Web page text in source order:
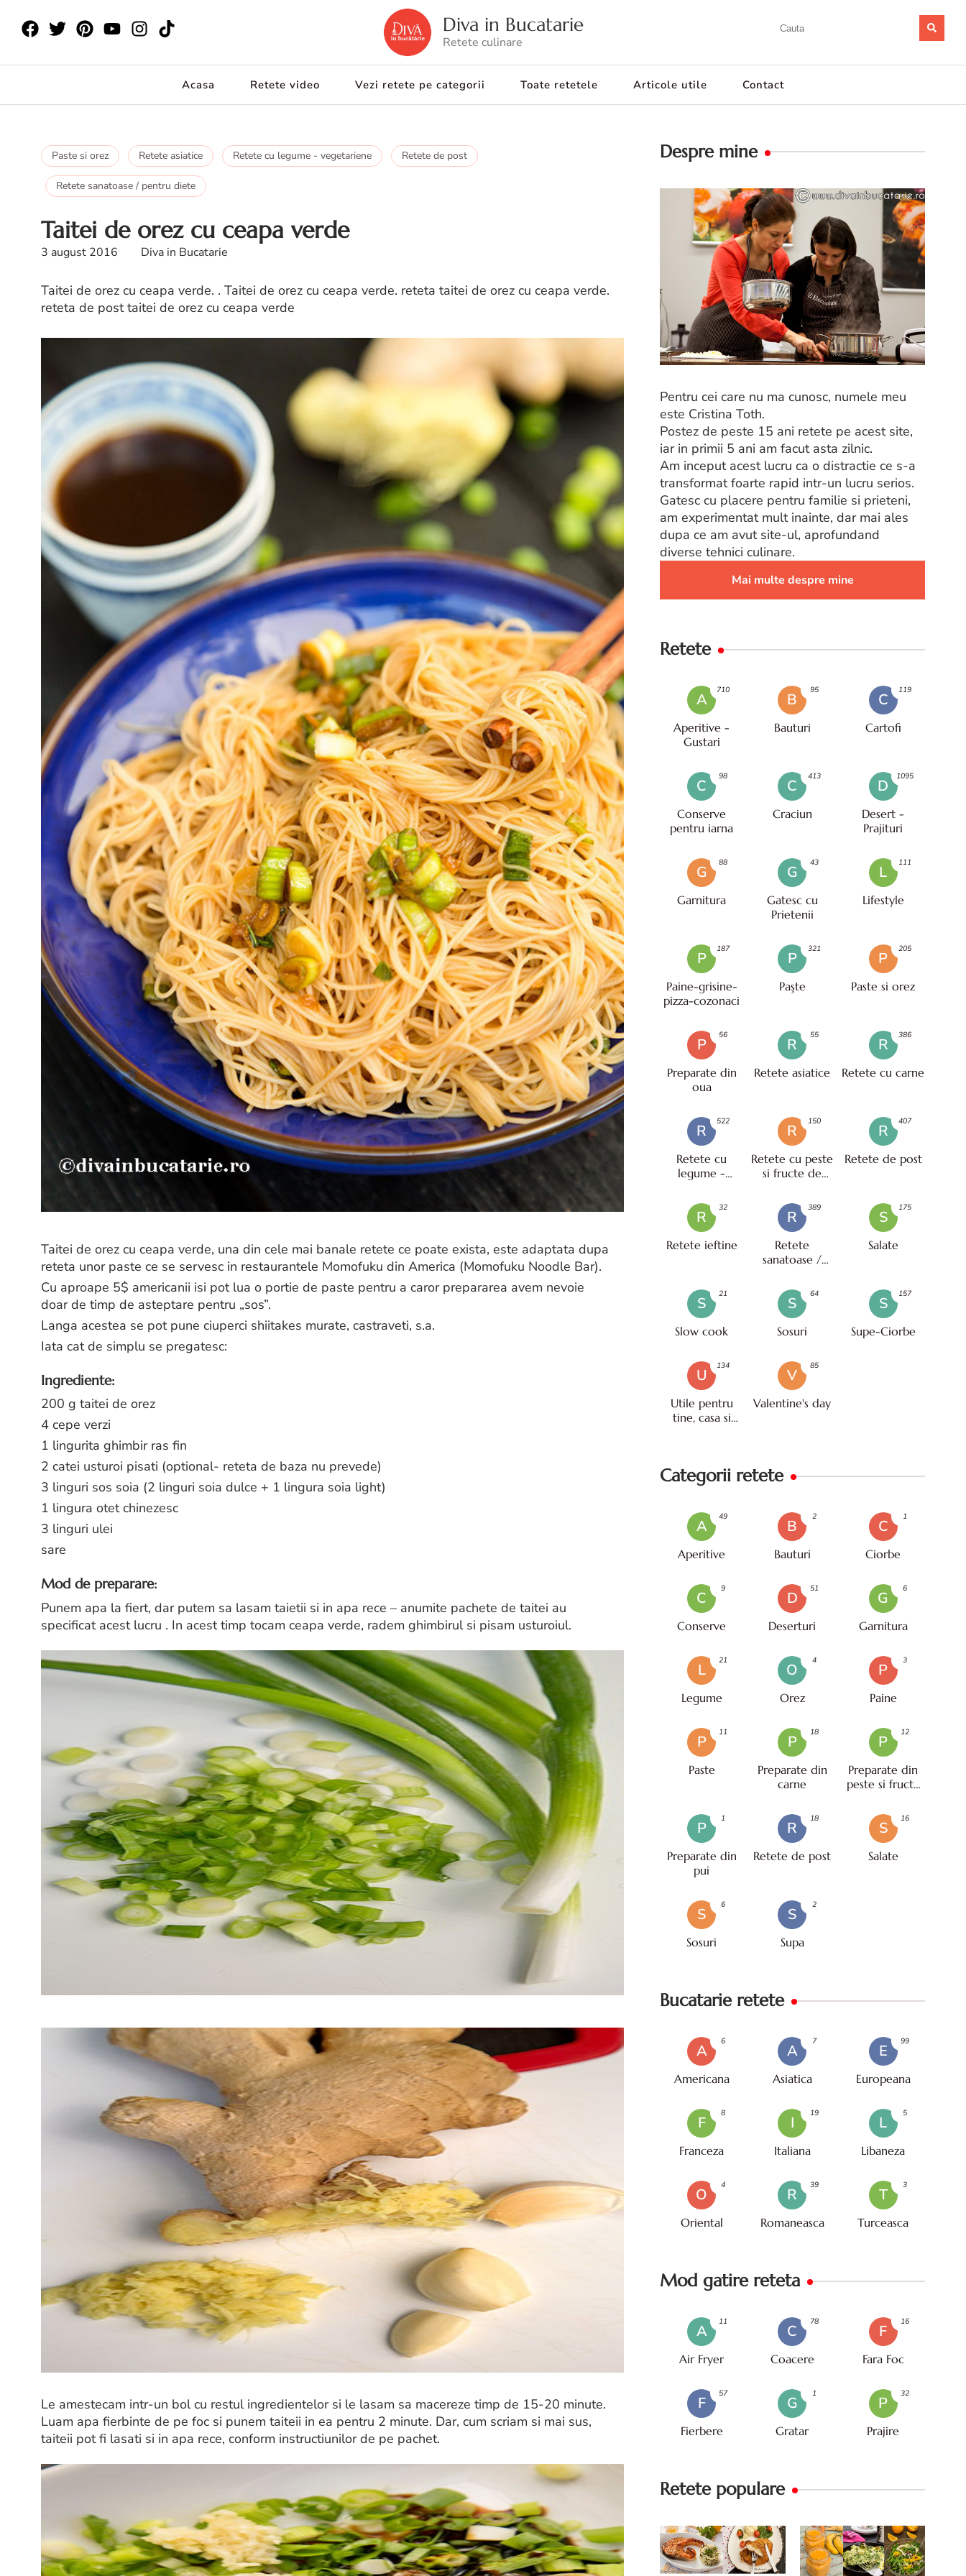
Diva in Bucatarie
Retete culinare
Acasa Retete video Vezi retete pe categorii Toate retetele Articole utile Contact
Paste si orez Retete asiatice Retete cu legume - vegetariene Retete de post
Retete sanatoase / pentru diete
Taitei de orez cu ceapa verde
3 august 2016 Diva in Bucatarie
Taitei de orez cu ceapa verde. . Taitei de orez cu ceapa verde. reteta taitei de orez cu ceapa verde.
reteta de post taitei de orez cu ceapa verde
Taitei de orez cu ceapa verde, una din cele mai banale retete ce poate exista, este adaptata dupa
reteta unor paste ce se servesc in restaurantele Momofuku din America (Momofuku Noodle Bar).
Cu aproape 5$ americanii isi pot lua o portie de paste pentru a caror prepararea avem nevoie
doar de timp de asteptare pentru „sos”.
Langa acestea se pot pune ciuperci shiitakes murate, castraveti, s.a.
Iata cat de simplu se pregatesc:
Ingrediente:
200 g taitei de orez
4 cepe verzi
1 lingurita ghimbir ras fin
2 catei usturoi pisati (optional- reteta de baza nu prevede)
3 linguri sos soia (2 linguri soia dulce + 1 lingura soia light)
1 lingura otet chinezesc
3 linguri ulei
sare
Mod de preparare:
Punem apa la fiert, dar putem sa lasam taietii si in apa rece – anumite pachete de taitei au
specificat acest lucru . In acest timp tocam ceapa verde, radem ghimbirul si pisam usturoiul.
Le amestecam intr-un bol cu restul ingredientelor si le lasam sa macereze timp de 15-20 minute.
Luam apa fierbinte de pe foc si punem taiteii in ea pentru 2 minute. Dar, cum scriam si mai sus,
taiteii pot fi lasati si in apa rece, conform instructiunilor de pe pachet.
Despre mine
Pentru cei care nu ma cunosc, numele meu
este Cristina Toth.
Postez de peste 15 ani retete pe acest site,
iar in primii 5 ani am facut asta zilnic.
Am inceput acest lucru ca o distractie ce s-a
transformat foarte rapid intr-un lucru serios.
Gatesc cu placere pentru familie si prieteni,
am experimentat mult inainte, dar mai ales
dupa ce am avut site-ul, aprofundand
diverse tehnici culinare.
Mai multe despre mine
Retete
A
Aperitive -
Gustari
710
B
Bauturi
95
C
Cartofi
119
C
Conserve
pentru iarna
98
C
Craciun
413
D
Desert -
Prajituri
1095
G
Garnitura
88
G
Gatesc cu
Prietenii
43
L
Lifestyle
111
P
Paine-grisine-
pizza-cozonaci
187
P
Paşte
321
P
Paste si orez
205
P
Preparate din
oua
56
R
Retete asiatice
55
R
Retete cu carne
386
R
Retete cu
legume -
522
R
Retete cu peste
si fructe de
150
R
Retete de post
407
R
Retete ieftine
32
R
Retete
sanatoase /
389
S
Salate
175
S
Slow cook
21
S
Sosuri
64
S
Supe-Ciorbe
157
U
Utile pentru
tine, casa si
134
V
Valentine's day
85
Categorii retete
A
Aperitive
49
B
Bauturi
2
C
Ciorbe
1
C
Conserve
9
D
Deserturi
51
G
Garnitura
6
L
Legume
21
O
Orez
4
P
Paine
3
P
Paste
11
P
Preparate din
carne
18
P
Preparate din
peste si fructe
12
P
Preparate din
pui
1
R
Retete de post
18
S
Salate
16
S
Sosuri
6
S
Supa
2
Bucatarie retete
A
Americana
6
A
Asiatica
7
E
Europeana
99
F
Franceza
8
I
Italiana
19
L
Libaneza
5
O
Oriental
4
R
Romaneasca
39
T
Turceasca
3
Mod gatire reteta
A
Air Fryer
11
C
Coacere
78
F
Fara Foc
16
F
Fierbere
57
G
Gratar
1
P
Prajire
32
Retete populare